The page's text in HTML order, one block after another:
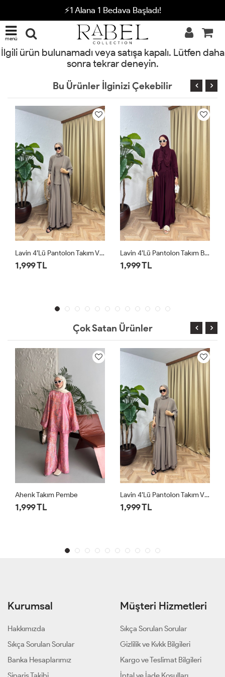
⚡1 Alana 1 Bedava Başladı!
menü
İlgili ürün bulunamadı veya satışa kapalı. Lütfen daha
sonra tekrar deneyin.
Bu Ürünler İlginizi Çekebilir
Lavin 4’lü Pantolon Takım Bordo
1,999 TL
Lavin 4’lü Pantolon Takım Siyah
1,999 TL
Çok Satan Ürünler
1,999 TL 1,999 TL
Kurumsal
Hakkımızda
Sıkça Sorulan Sorular
Banka Hesaplarımız
Müşteri Hizmetleri
Sıkça Sorulan Sorular
Gizlilik ve Kvkk Bilgileri
Kargo ve Teslimat Bilgileri